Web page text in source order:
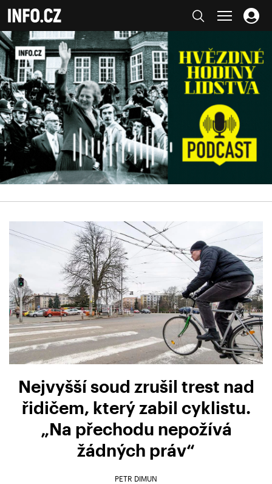
Nejvyšší soud zrušil trest nad
řidičem, který zabil cyklistu.
„Na přechodu nepožívá
žádných práv“
PETR DIMUN